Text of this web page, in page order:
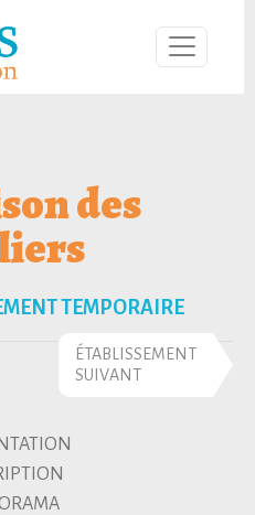
des
TEMPORAIRE
ÉTABLISSEMENT
SUIVANT